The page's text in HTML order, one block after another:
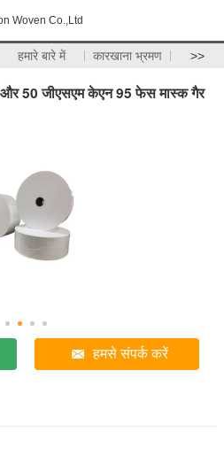
Woven Co.,Ltd
हमारे बारे में कारखाना भ्रमण >>
50 जीएसएम केएन 95 फेस मास्क गैर
हमसे संपर्क करें